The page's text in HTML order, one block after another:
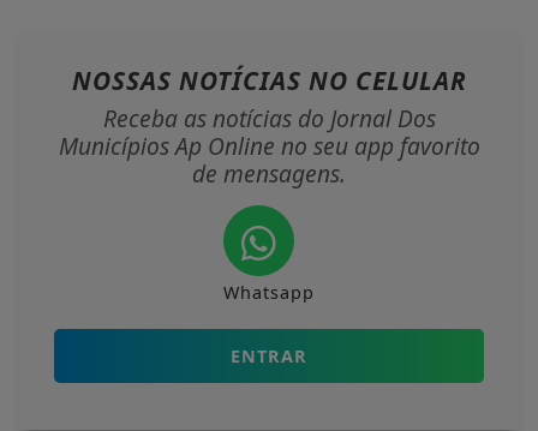
NOSSAS NOTÍCIAS NO CELULAR
Receba as notícias do Jornal Dos
Municípios Ap Online no seu app favorito
de mensagens.
Whatsapp
ENTRAR